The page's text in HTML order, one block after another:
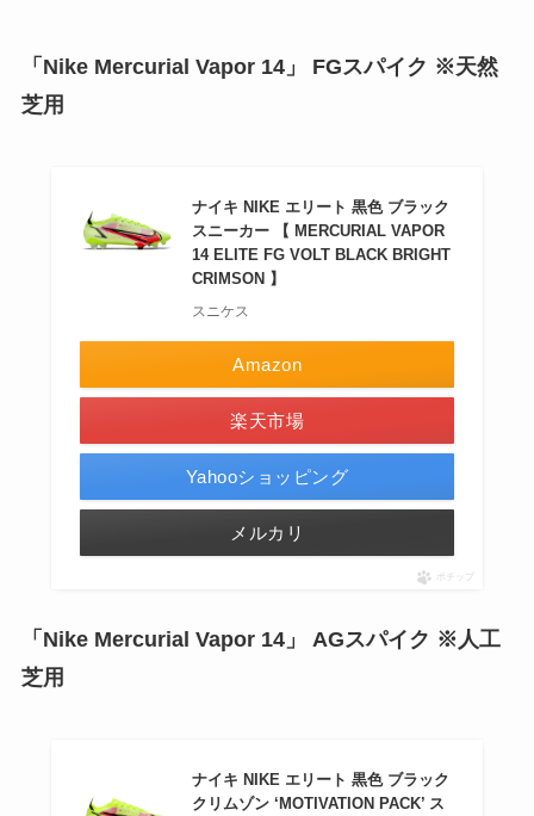
「Nike Mercurial Vapor 14」 FGスパイク ※天然
芝用
ナイキ NIKE エリート 黒色 ブラック
スニーカー 【 MERCURIAL VAPOR
14 ELITE FG VOLT BLACK BRIGHT
CRIMSON 】
スニケス
Amazon
楽天市場
Yahooショッピング
メルカリ
ポチップ
「Nike Mercurial Vapor 14」 AGスパイク ※人工
芝用
ナイキ NIKE エリート 黒色 ブラック
クリムゾン ‘MOTIVATION PACK’ ス